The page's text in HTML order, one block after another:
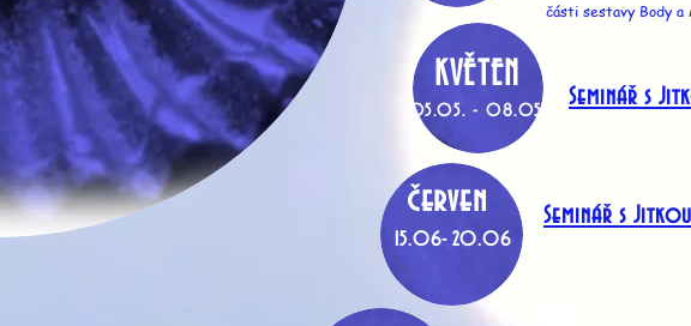
části sestavy Body
červen
15.06- 20.06
Seminář s
KVĚTEN
05.05. - 08.05.
Seminář s Jitkou